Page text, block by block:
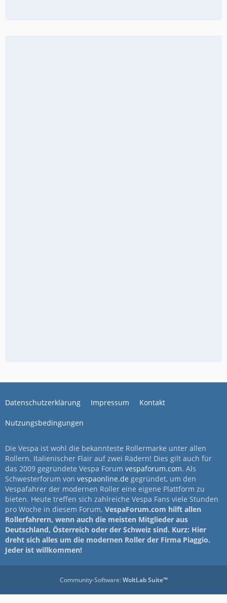
Datenschutzerklärung Impressum Kontakt
Nutzungsbedingungen
Die Vespa ist wohl die bekannteste Rollermarke unter allen
Rollern. Italienischer Flair auf zwei Rädern! Dies gilt auch für
das 2009 gegründete Vespa Forum vespaforum.com. Als
Schwesterforum von vespaonline.de gegründet, um den
Vespafahrer der modernen Roller eine eigene Plattform zu
bieten. Heute treffen sich zahlreiche Vespa Fans viele Stunden
pro Woche in diesem Forum. VespaForum.com hilft allen
Rollerfahrern, wenn auch die meisten Mitglieder aus
Deutschland, Österreich oder der Schweiz sind. Kurz: Hier
dreht sich alles um die modernen Roller der Firma Piaggio.
Jeder ist willkommen!
Community-Software:WoltLab Suite™